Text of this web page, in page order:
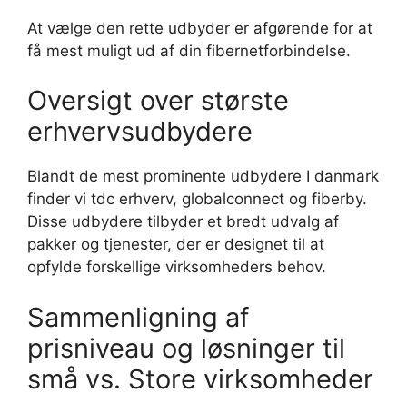
At vælge den rette udbyder er afgørende for at
få mest muligt ud af din fibernetforbindelse.
Oversigt over største
erhvervsudbydere
Blandt de mest prominente udbydere I danmark
finder vi tdc erhverv, globalconnect og fiberby.
Disse udbydere tilbyder et bredt udvalg af
pakker og tjenester, der er designet til at
opfylde forskellige virksomheders behov.
Sammenligning af
prisniveau og løsninger til
små vs. Store virksomheder